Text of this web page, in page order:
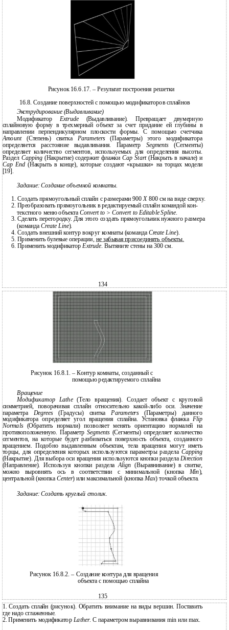
Рисунок 16.6.17. – Результат построения решетки
16.8. Создание поверхностей с помощью модификаторов сплайнов
Экструдирование (Выдавливание)
Модификатор Extrude (Выдавливание). Превращает двумерную
сплайновую форму в трехмерный объект за счет придание ей глубины в
направлении перпендикулярном плоскости формы. С помощью счетчика
Amount (Степень) свитка Parameters(Параметры) этого модификатора
определяется расстояние выдавливания. Параметр Segments(Сегменты)
определяет количество сегментов, используемых для определения высоты.
Раздел Capping(Накрытие) содержит флажкиCap Start(Накрыть в начале) и
Cap End(Накрыть в конце), которые создают «крышки» на торцах модели
[19].
Задание: Создание объемной комнаты.
1. Создать прямоугольный сплайн с размерами 900Х 800 см на виде сверху.
2. Преобразовать прямоугольник в редактируемый сплайн командой кон-
текстного меню объекта Convert to > Convert to Editable Spline.
3. Сделать перегородку. Для этого создать прямоугольник нужного размера
(командаCreate Line).
4. Создать внешний контур вокруг комнаты (команда Create Line).
5. Применить булевые операции, не забывая присоединять объекты.
6. Применить модификаторExtrude. Вытяните стены на 300 см.
134
Рисунок 16.8.1. – Контур комнаты, созданный с
помощью редактируемого сплайна
Вращение
Модификатор Lathe(Тело вращения). Создает объект с круговой
симметрией, поворачивая сплайн относительно какой-либо оси. Значение
параметра Degrees(Градусы) свитка Parameters(Параметры) данного
модификатора определяет угол вращения сплайна. Установка флажка Flip
Normals (Обратить нормали) позволяет менять ориентацию нормалей на
противоположенную. ПараметрSegments (Сегменты) определяет количество
сегментов, на которые будет разбиваться поверхность объекта, созданного
вращением. Подобно выдавленным объектам, тела вращения могут иметь
торцы, для определения которых используются параметры раздела Capping
(Накрытие). Для выбора оси вращения используются кнопки раздела Direction
(Направление). Используя кнопки разделаAlign(Выравнивание) в свитке,
можно выровнять ось в соответствии с минимальной (кнопка Min),
центральной (кнопка Center) или максимальной (кнопка Max) точкой объекта.
Задание: Создать круглый столик.
Рисунок 16.8.2. – Создание контура для вращения
объекта с помощью сплайна
135
1. Создать сплайн (рисунок). Обратить внимание на виды вершин. Поставить
где надо сглаженные.
2. Применить модификатор Lather. С параметром выравнивания min или max.